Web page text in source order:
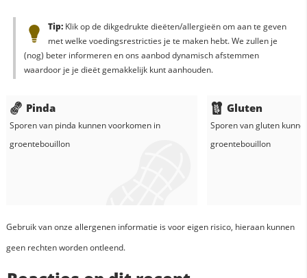
Tip:Klik op de dikgedrukte dieëten/allergieën om aan te geven
met welke voedingsrestricties je te maken hebt. We zullen je
(nog) beter informeren en ons aanbod dynamisch afstemmen
waardoor je je dieët gemakkelijk kunt aanhouden.
Pinda
Sporen van pinda kunnen voorkomen in
groentebouillon
Gluten
Sporen van gluten
groentebouillon
Gebruik van onze allergenen informatie is voor eigen risico, hieraan kunnen
geen rechten worden ontleend.